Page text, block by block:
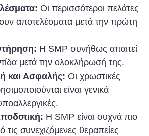
Οι περισσότεροι πελάτες
αποτελέσματα μετά την πρώτη
Η SMP συνήθως απαιτεί
μετά την ολοκλήρωσή της.
και Ασφαλής: Οι χρωστικές
είναι γενικά
Η SMP είναι συχνά πιο
τις συνεχιζόμενες θεραπείες